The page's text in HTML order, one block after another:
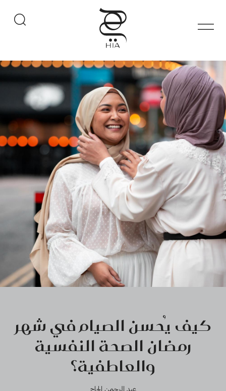
كيف يُحسن الصيام في شهر
رمضان الصحة النفسية
والعاطفية؟
عبد الرحمن الحاج